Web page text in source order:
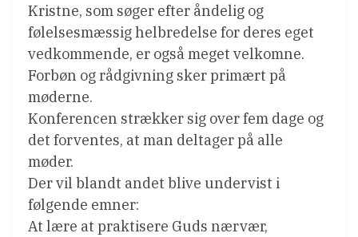
Kristne, som søger efter åndelig og
følelsesmæssig helbredelse for deres eget
vedkommende, er også meget velkomne.
Forbøn og rådgivning sker primært på
møderne.
Konferencen strækker sig over fem dage og
det forventes, at man deltager på alle
møder.
Der vil blandt andet blive undervist i
følgende emner:
At lære at praktisere Guds nærvær,